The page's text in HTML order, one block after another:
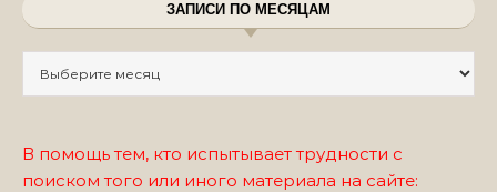
ЗАПИСИ ПО МЕСЯЦАМ
В помощь тем, кто испытывает трудности с
поиском того или иного материала на сайте: